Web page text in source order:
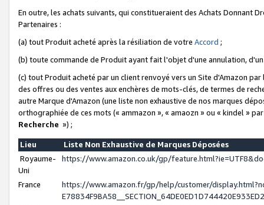
En outre, les achats suivants, qui constitueraient des Achats Donnant
Partenaires :
(a) tout Produit acheté après la résiliation de votre Accord ;
(b) toute commande de Produit ayant fait l'objet d'une annulation,
(c) tout Produit acheté par un client renvoyé vers un Site d'Amazon
des offres ou des ventes aux enchères de mots-clés, de termes de
autre Marque d'Amazon (une liste non exhaustive de nos marques
orthographiée de ces mots (« ammazon », « amaozn » ou « kindel »
Recherche ») ;
Lieu
Liste Non Exhaustive de Marques Déposées
Royaume-
Uni
https://www.amazon.co.uk/gp/
France
https://www.amazon.fr/gp/help/customer/